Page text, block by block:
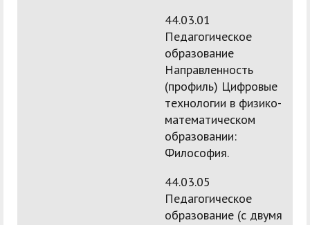
44.03.01
Педагогическое
образование
Направленность
(профиль) Цифровые
технологии в физико-
математическом
образовании:
Философия.
44.03.05
Педагогическое
образование (с двумя